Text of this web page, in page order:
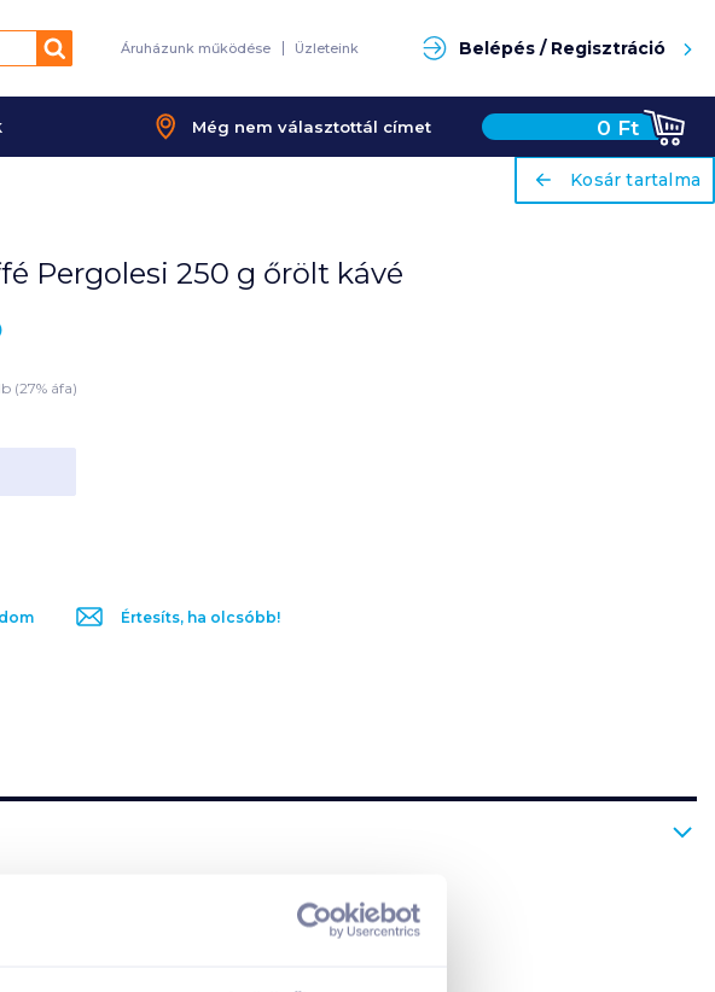
Keresés Áruházunk működése Üzleteink Belépés / Regisztráció
Még nem választottál címet 0 Ft
ariaLabel
Kosár tartalma
Pergolesi 250 g őrölt kávé
(27% áfa)
Értesíts, ha olcsóbb!